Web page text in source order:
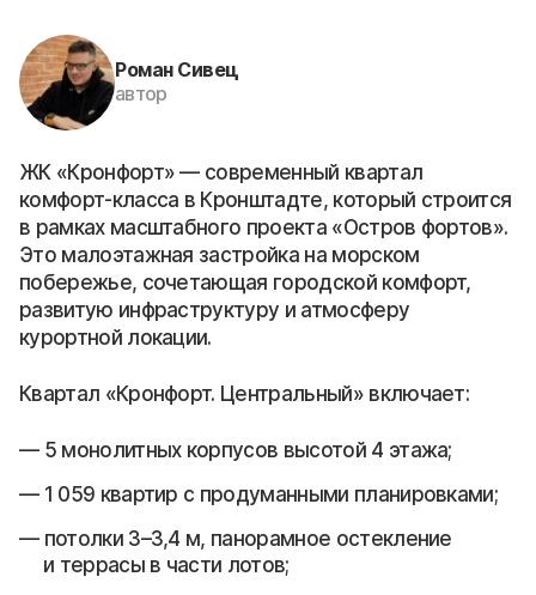
Роман Сивец
автор
ЖК «Кронфорт» — современный квартал
комфорт-класса в Кронштадте, который строится
в рамках масштабного проекта «Остров фортов».
Это малоэтажная застройка на морском
побережье, сочетающая городской комфорт,
развитую инфраструктуру и атмосферу
курортной локации.
Квартал «Кронфорт. Центральный» включает:
5 монолитных корпусов высотой 4 этажа;
1 059 квартир с продуманными планировками;
потолки 3–3,4 м, панорамное остекление
и террасы в части лотов;